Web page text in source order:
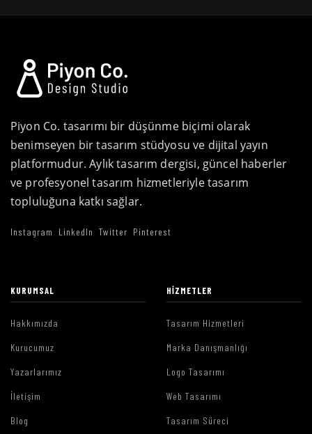
Piyon Co. tasarımı bir düşünme biçimi olarak
benimseyen bir tasarım stüdyosu ve dijital yayın
platformudur. Aylık tasarım dergisi, güncel haberler
ve profesyonel tasarım hizmetleriyle tasarım
topluluğuna katkı sağlar.
Instagram LinkedIn Twitter Pinterest
KURUMSAL
Hakkımızda
Kurucumuz
Yazarlarımız
İletişim
Blog
HIZMETLER
Tasarım Hizmetleri
Marka Danışmanlığı
Logo Tasarımı
Web Tasarımı
Tasarım Süreci